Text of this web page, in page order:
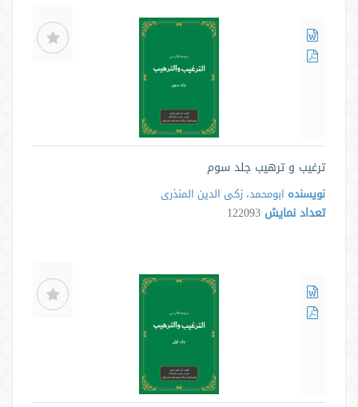
ترغیب و ترهیب جلد سوم
نویسنده ابومحمد، زکی الدین المنذری
تعداد نمایش 122093